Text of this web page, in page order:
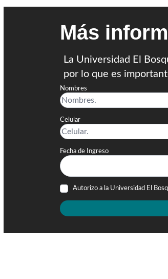
Más
La Universidad El
por lo que es
Nombres
Celular
Fecha de Ingreso
Autorizo a la Universidad El